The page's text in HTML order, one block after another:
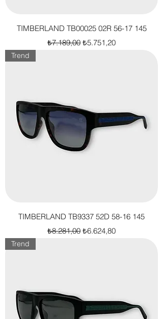
TIMBERLAND TB00025 02R 56-17 145
Normal Fiyat
₺7.189,00 İndirimli Fiyat
₺5.751,20
Trend
TIMBERLAND TB9337 52D 58-16 145
Normal Fiyat
₺8.281,00 İndirimli Fiyat
₺6.624,80
Trend